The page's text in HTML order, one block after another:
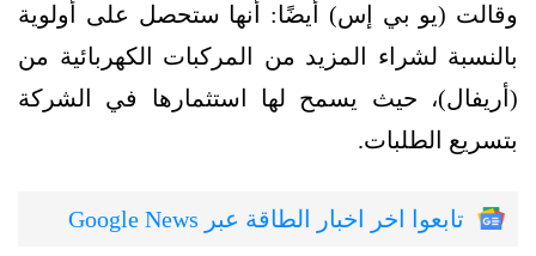
وقالت (يو بي إس) أيضًا: أنها ستحصل على أولوية
بالنسبة لشراء المزيد من المركبات الكهربائية من
(أريفال)، حيث يسمح لها استثمارها في الشركة
بتسريع الطلبات.
تابعوا اخر اخبار الطاقة عبر Google News